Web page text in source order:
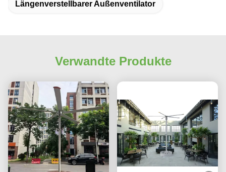
Längenverstellbarer Außenventilator
Verwandte Produkte